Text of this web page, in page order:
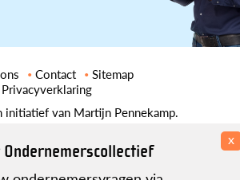
Contact
Sitemap
Privacyverklaring
initiatief van Martijn Pennekamp.
x